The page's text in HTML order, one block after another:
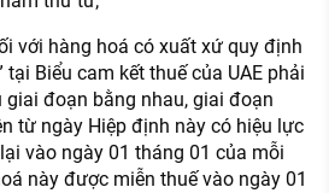
với hàng hoá có xuất xứ quy định
tại Biểu cam kết thuế của UAE phải
đoạn bằng nhau, giai đoạn
từ ngày Hiệp định này có hiệu lực
vào ngày 01 tháng 01 của mỗi
này được miễn thuế vào ngày 01